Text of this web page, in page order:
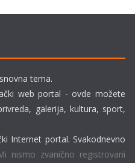
tema.
web portal - ovde možete
galerija, kultura, sport,
Internet portal. Svakodnevno
nismo zvanično registrovani